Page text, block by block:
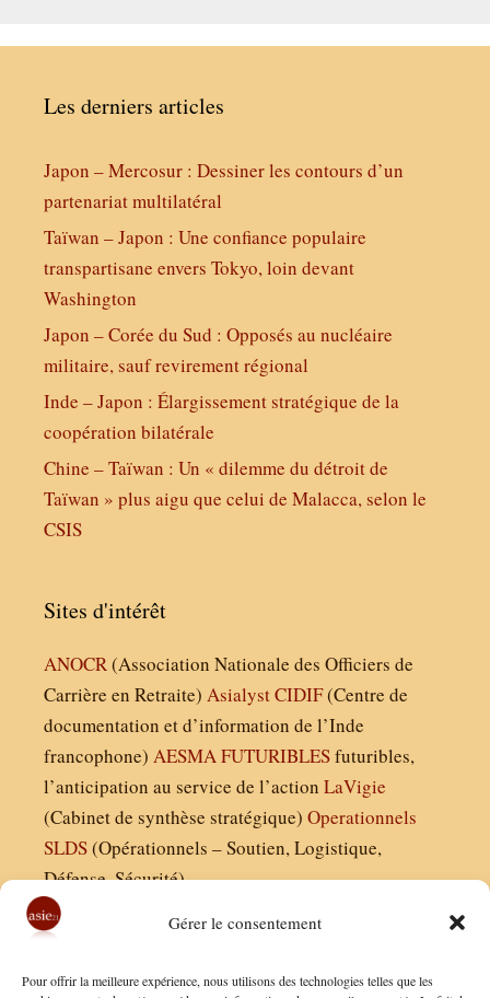
Gérer le consentement
Pour offrir la meilleure expérience, nous utilisons des technologies telles que les
Les derniers articles
Japon – Mercosur : Dessiner les contours d’un
partenariat multilatéral
Taïwan – Japon : Une confiance populaire
transpartisane envers Tokyo, loin devant
Washington
Japon – Corée du Sud : Opposés au nucléaire
militaire, sauf revirement régional
Inde – Japon : Élargissement stratégique de la
coopération bilatérale
Chine – Taïwan : Un « dilemme du détroit de
Taïwan » plus aigu que celui de Malacca, selon le
CSIS
Sites d'intérêt
ANOCR(Association Nationale des Officiers de
Carrière en Retraite) AsialystCIDIF(Centre de
documentation et d’information de l’Inde
francophone) AESMAFUTURIBLESfuturibles,
l’anticipation au service de l’action LaVigie
(Cabinet de synthèse stratégique) Operationnels
SLDS(Opérationnels – Soutien, Logistique,
Défense, Sécurité)